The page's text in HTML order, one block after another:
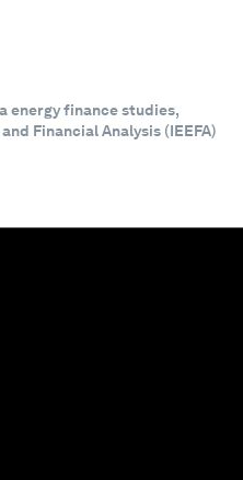
energy finance studies,
Financial Analysis (IEEFA)